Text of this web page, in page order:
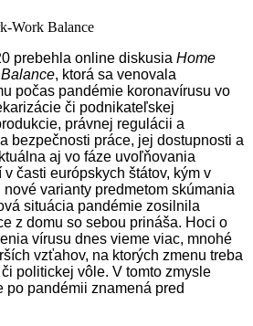
prebehla online diskusia Home
, ktorá sa venovala
počas pandémie koronavírusu vo
či podnikateľskej
právnej regulácii a
bezpečnosti práce, jej dostupnosti a
aj vo fáze uvoľňovania
časti európskych štátov, kým v
varianty predmetom skúmania
situácia pandémie zosilnila
z domu so sebou prináša. Hoci o
vírusu dnes vieme viac, mnohé
vzťahov, na ktorých zmenu treba
politickej vôle. V tomto zmysle
po pandémii znamená pred